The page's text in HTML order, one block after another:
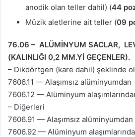
anodik olan teller dahil) (44
Müzik aletlerine ait teller (09
76.06 – ALÜMİNYUM SACLAR,
(KALINLIĞI 0,2 MM.Yİ GEÇENLER).
– Dikdörtgen (kare dahil) şeklinde
7606.11 — Alaşımsız alüminyumdan
7606.12 — Alüminyum
– Diğerleri
7606.91 — Alaşımsız alüminyumdan
7606.92 — Alüminyum